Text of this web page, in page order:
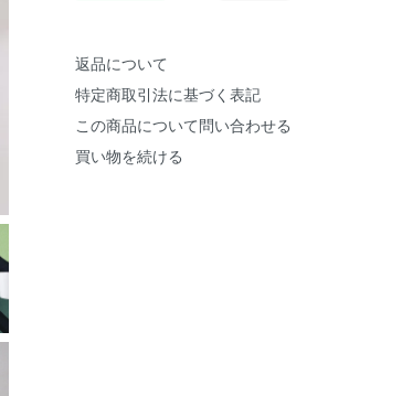
返品について
特定商取引法に基づく表記
この商品について問い合わせる
買い物を続ける